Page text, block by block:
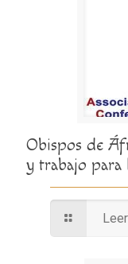
Obispos de
y trabajo para